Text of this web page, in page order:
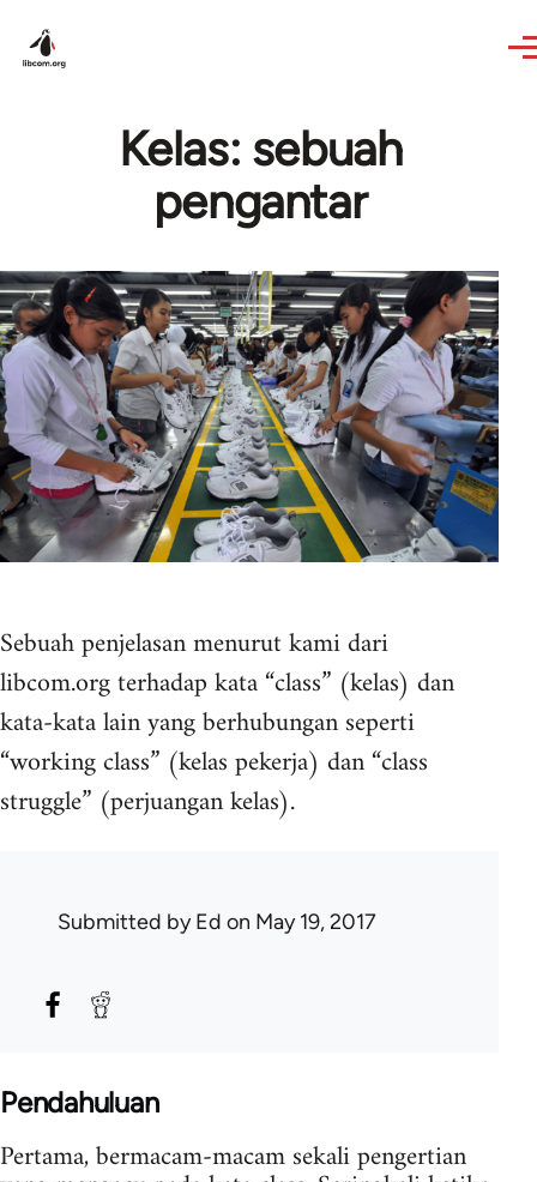
Kelas: sebuah
pengantar
Sebuah penjelasan menurut kami dari
libcom.org terhadap kata “class” (kelas) dan
kata-kata lain yang berhubungan seperti
“working class” (kelas pekerja) dan “class
struggle” (perjuangan kelas).
Submitted byEd on May 19, 2017
Pendahuluan
Pertama, bermacam-macam sekali pengertian